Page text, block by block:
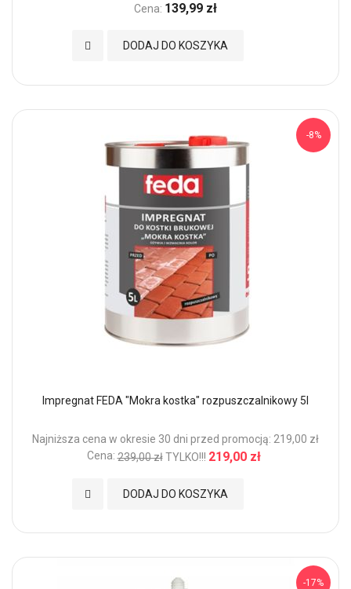
Cena: 139,99 zł
DODAJ DO KOSZYKA
Dodaj do Ulubionych
-8%
Impregnat FEDA "Mokra kostka" rozpuszczalnikowy 5l
Najniższa cena w okresie 30 dni przed promocją: 219,00 zł
Cena: 239,00 zł TYLKO!!! 219,00 zł
DODAJ DO KOSZYKA
Dodaj do Ulubionych
-17%